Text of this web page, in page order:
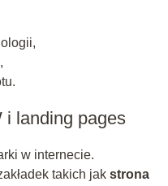
i landing pages
w internecie.
takich jak strona